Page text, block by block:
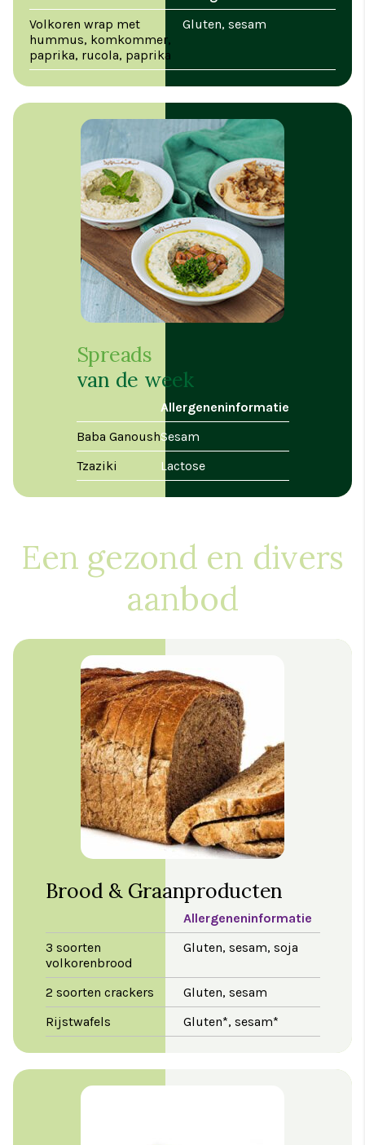
Volkoren wrap met
hummus, komkommer,
paprika, rucola, paprika
Gluten, sesam
Spreads
van de week
Allergeneninformatie
Baba GanoushSesam
Tzaziki
Lactose
Een gezond en divers
aanbod
Brood & Graanproducten
Allergeneninformatie
3 soorten
volkorenbrood
Gluten, sesam, soja
2 soorten crackers
Gluten, sesam
Rijstwafels
Gluten*, sesam*